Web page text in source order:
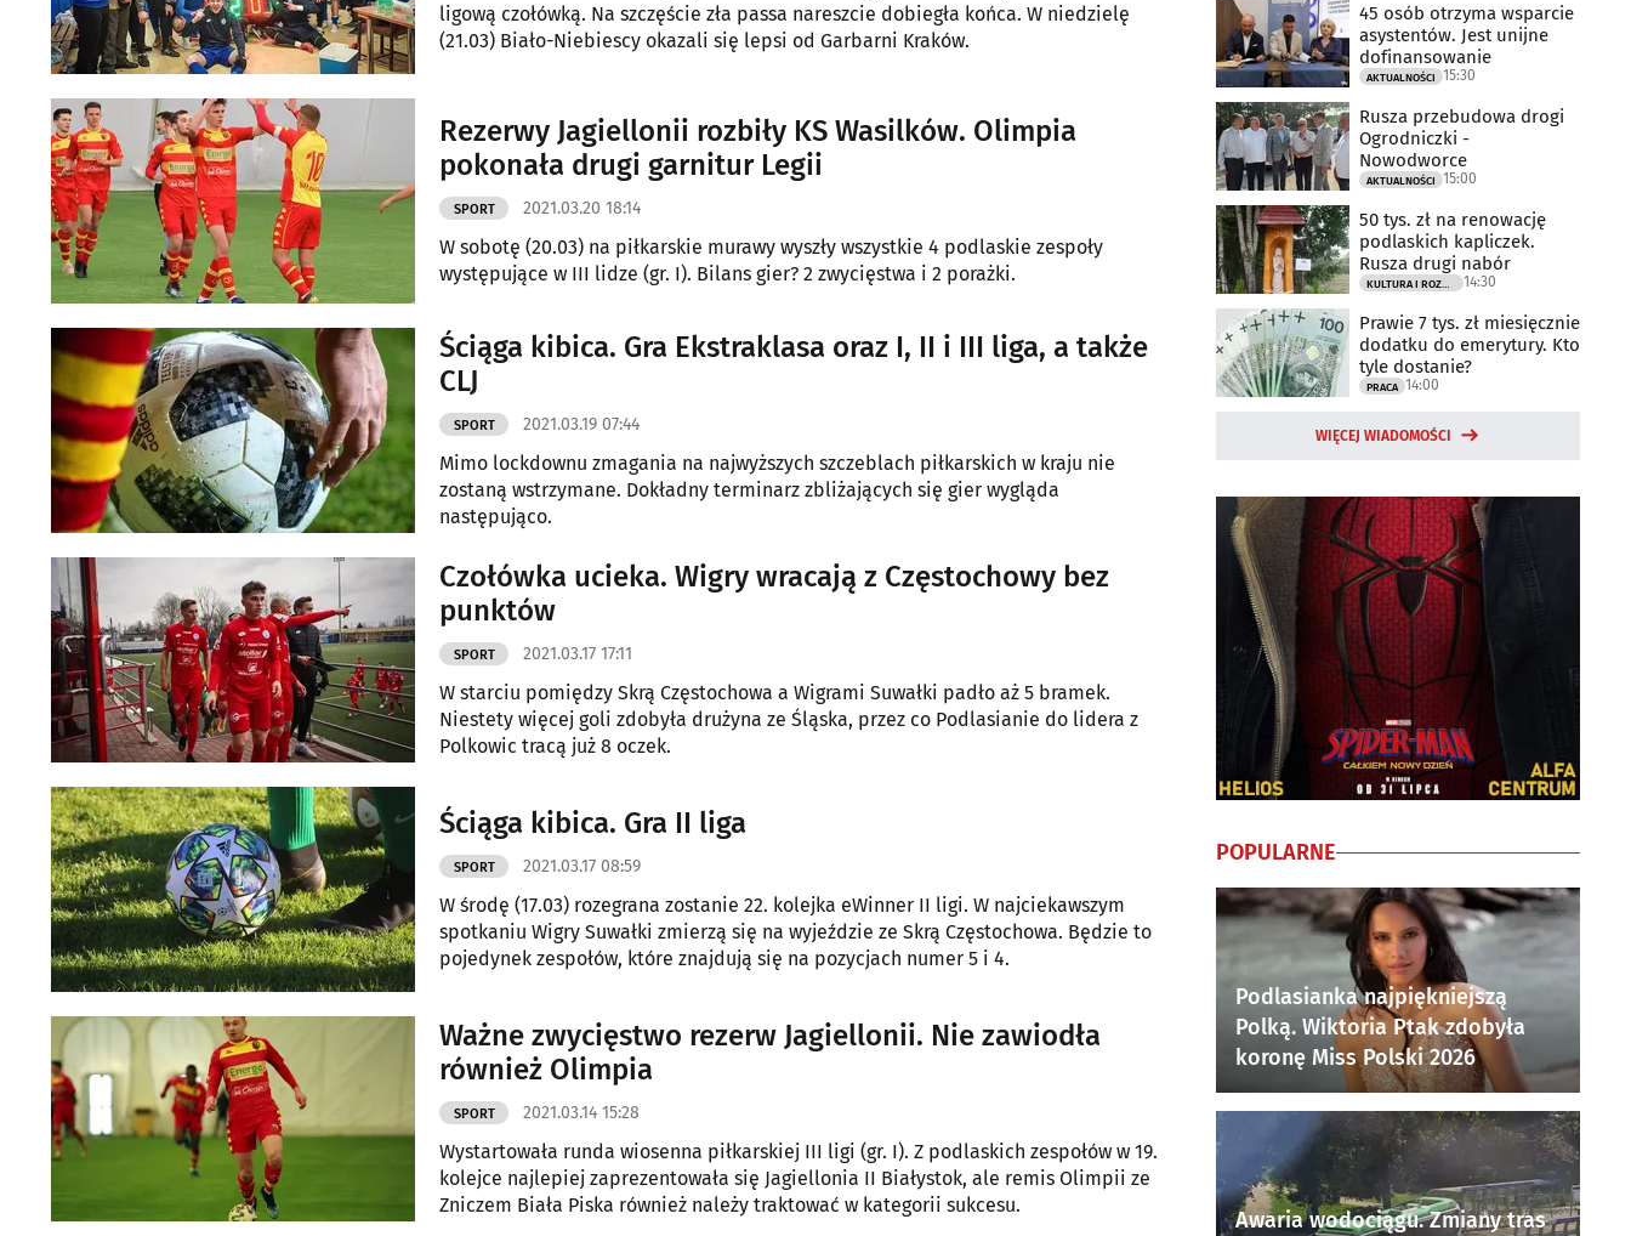
ligową czołówką. Na szczęście zła passa nareszcie dobiegła końca. W niedzielę
(21.03) Biało-Niebiescy okazali się lepsi od Garbarni Kraków.
Rezerwy Jagiellonii rozbiły KS Wasilków. Olimpia
pokonała drugi garnitur Legii
SPORT 2021.03.20 18:14
W sobotę (20.03) na piłkarskie murawy wyszły wszystkie 4 podlaskie zespoły
występujące w III lidze (gr. I). Bilans gier? 2 zwycięstwa i 2 porażki.
Ściąga kibica. Gra Ekstraklasa oraz I, II i III liga, a także
CLJ
SPORT 2021.03.19 07:44
Mimo lockdownu zmagania na najwyższych szczeblach piłkarskich w kraju nie
zostaną wstrzymane. Dokładny terminarz zbliżających się gier wygląda
następująco.
Czołówka ucieka. Wigry wracają z Częstochowy bez
punktów
SPORT 2021.03.17 17:11
W starciu pomiędzy Skrą Częstochowa a Wigrami Suwałki padło aż 5 bramek.
Niestety więcej goli zdobyła drużyna ze Śląska, przez co Podlasianie do lidera z
Polkowic tracą już 8 oczek.
Ściąga kibica. Gra II liga
SPORT 2021.03.17 08:59
W środę (17.03) rozegrana zostanie 22. kolejka eWinner II ligi. W najciekawszym
spotkaniu Wigry Suwałki zmierzą się na wyjeździe ze Skrą Częstochowa. Będzie to
pojedynek zespołów, które znajdują się na pozycjach numer 5 i 4.
Ważne zwycięstwo rezerw Jagiellonii. Nie zawiodła
również Olimpia
SPORT 2021.03.14 15:28
Wystartowała runda wiosenna piłkarskiej III ligi (gr. I). Z podlaskich zespołów w 19.
kolejce najlepiej zaprezentowała się Jagiellonia II Białystok, ale remis Olimpii ze
Zniczem Biała Piska również należy traktować w kategorii sukcesu.
45 osób otrzyma wsparcie
asystentów. Jest unijne
dofinansowanie
AKTUALNOŚCI 15:30
Rusza przebudowa drogi
Ogrodniczki -
Nowodworce
AKTUALNOŚCI 15:00
50 tys. zł na renowację
podlaskich kapliczek.
Rusza drugi nabór
14:30
Prawie 7 tys. zł miesięcznie
dodatku do emerytury. Kto
tyle dostanie?
PRACA 14:00
WIĘCEJ WIADOMOŚCI
POPULARNE
Podlasianka najpiękniejszą
Polką. Wiktoria Ptak zdobyła
koronę Miss Polski 2026
Awaria wodociągu. Zmiany tras